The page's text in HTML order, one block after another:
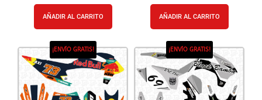
AÑADIR AL CARRITO AÑADIR AL CARRITO
¡ENVÍO GRATIS! ¡ENVÍO GRATIS!